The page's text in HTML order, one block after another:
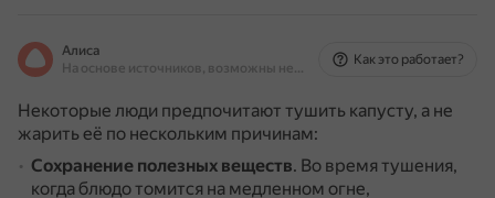
Алиса
На основе источников, возможны неточности
Как это работает?
Некоторые люди предпочитают тушить капусту, а не
жарить её по нескольким причинам:
Сохранение полезных веществ. Во время тушения,
когда блюдо томится на медленном огне,